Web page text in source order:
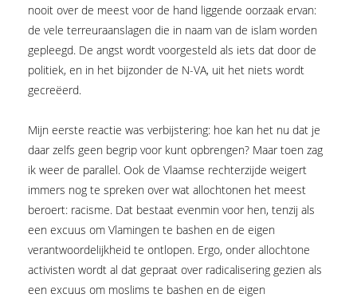
nooit over de meest voor de hand liggende oorzaak ervan:
de vele terreuraanslagen die in naam van de islam worden
gepleegd. De angst wordt voorgesteld als iets dat door de
politiek, en in het bijzonder de N-VA, uit het niets wordt
gecreëerd.
Mijn eerste reactie was verbijstering: hoe kan het nu dat je
daar zelfs geen begrip voor kunt opbrengen? Maar toen zag
ik weer de parallel. Ook de Vlaamse rechterzijde weigert
immers nog te spreken over wat allochtonen het meest
beroert: racisme. Dat bestaat evenmin voor hen, tenzij als
een excuus om Vlamingen te bashen en de eigen
verantwoordelijkheid te ontlopen. Ergo, onder allochtone
activisten wordt al dat gepraat over radicalisering gezien als
een excuus om moslims te bashen en de eigen